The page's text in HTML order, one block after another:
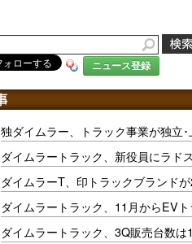
ニュース登録
独ダイムラー、トラック事業が独立
ダイムラートラック、新役員にラド
ダイムラーT、印トラックブランド
ダイムラートラック、11月からEV
ダイムラートラック、3Q販売台数は